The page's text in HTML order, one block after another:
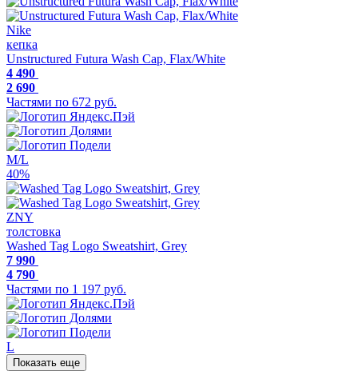
Nike
кепка
Unstructured Futura Wash Cap, Flax/White
4 490
2 690
Частями по 672 руб.
M/L
40%
ZNY
толстовка
Washed Tag Logo Sweatshirt, Grey
7 990
4 790
Частями по 1 197 руб.
L
Показать еще